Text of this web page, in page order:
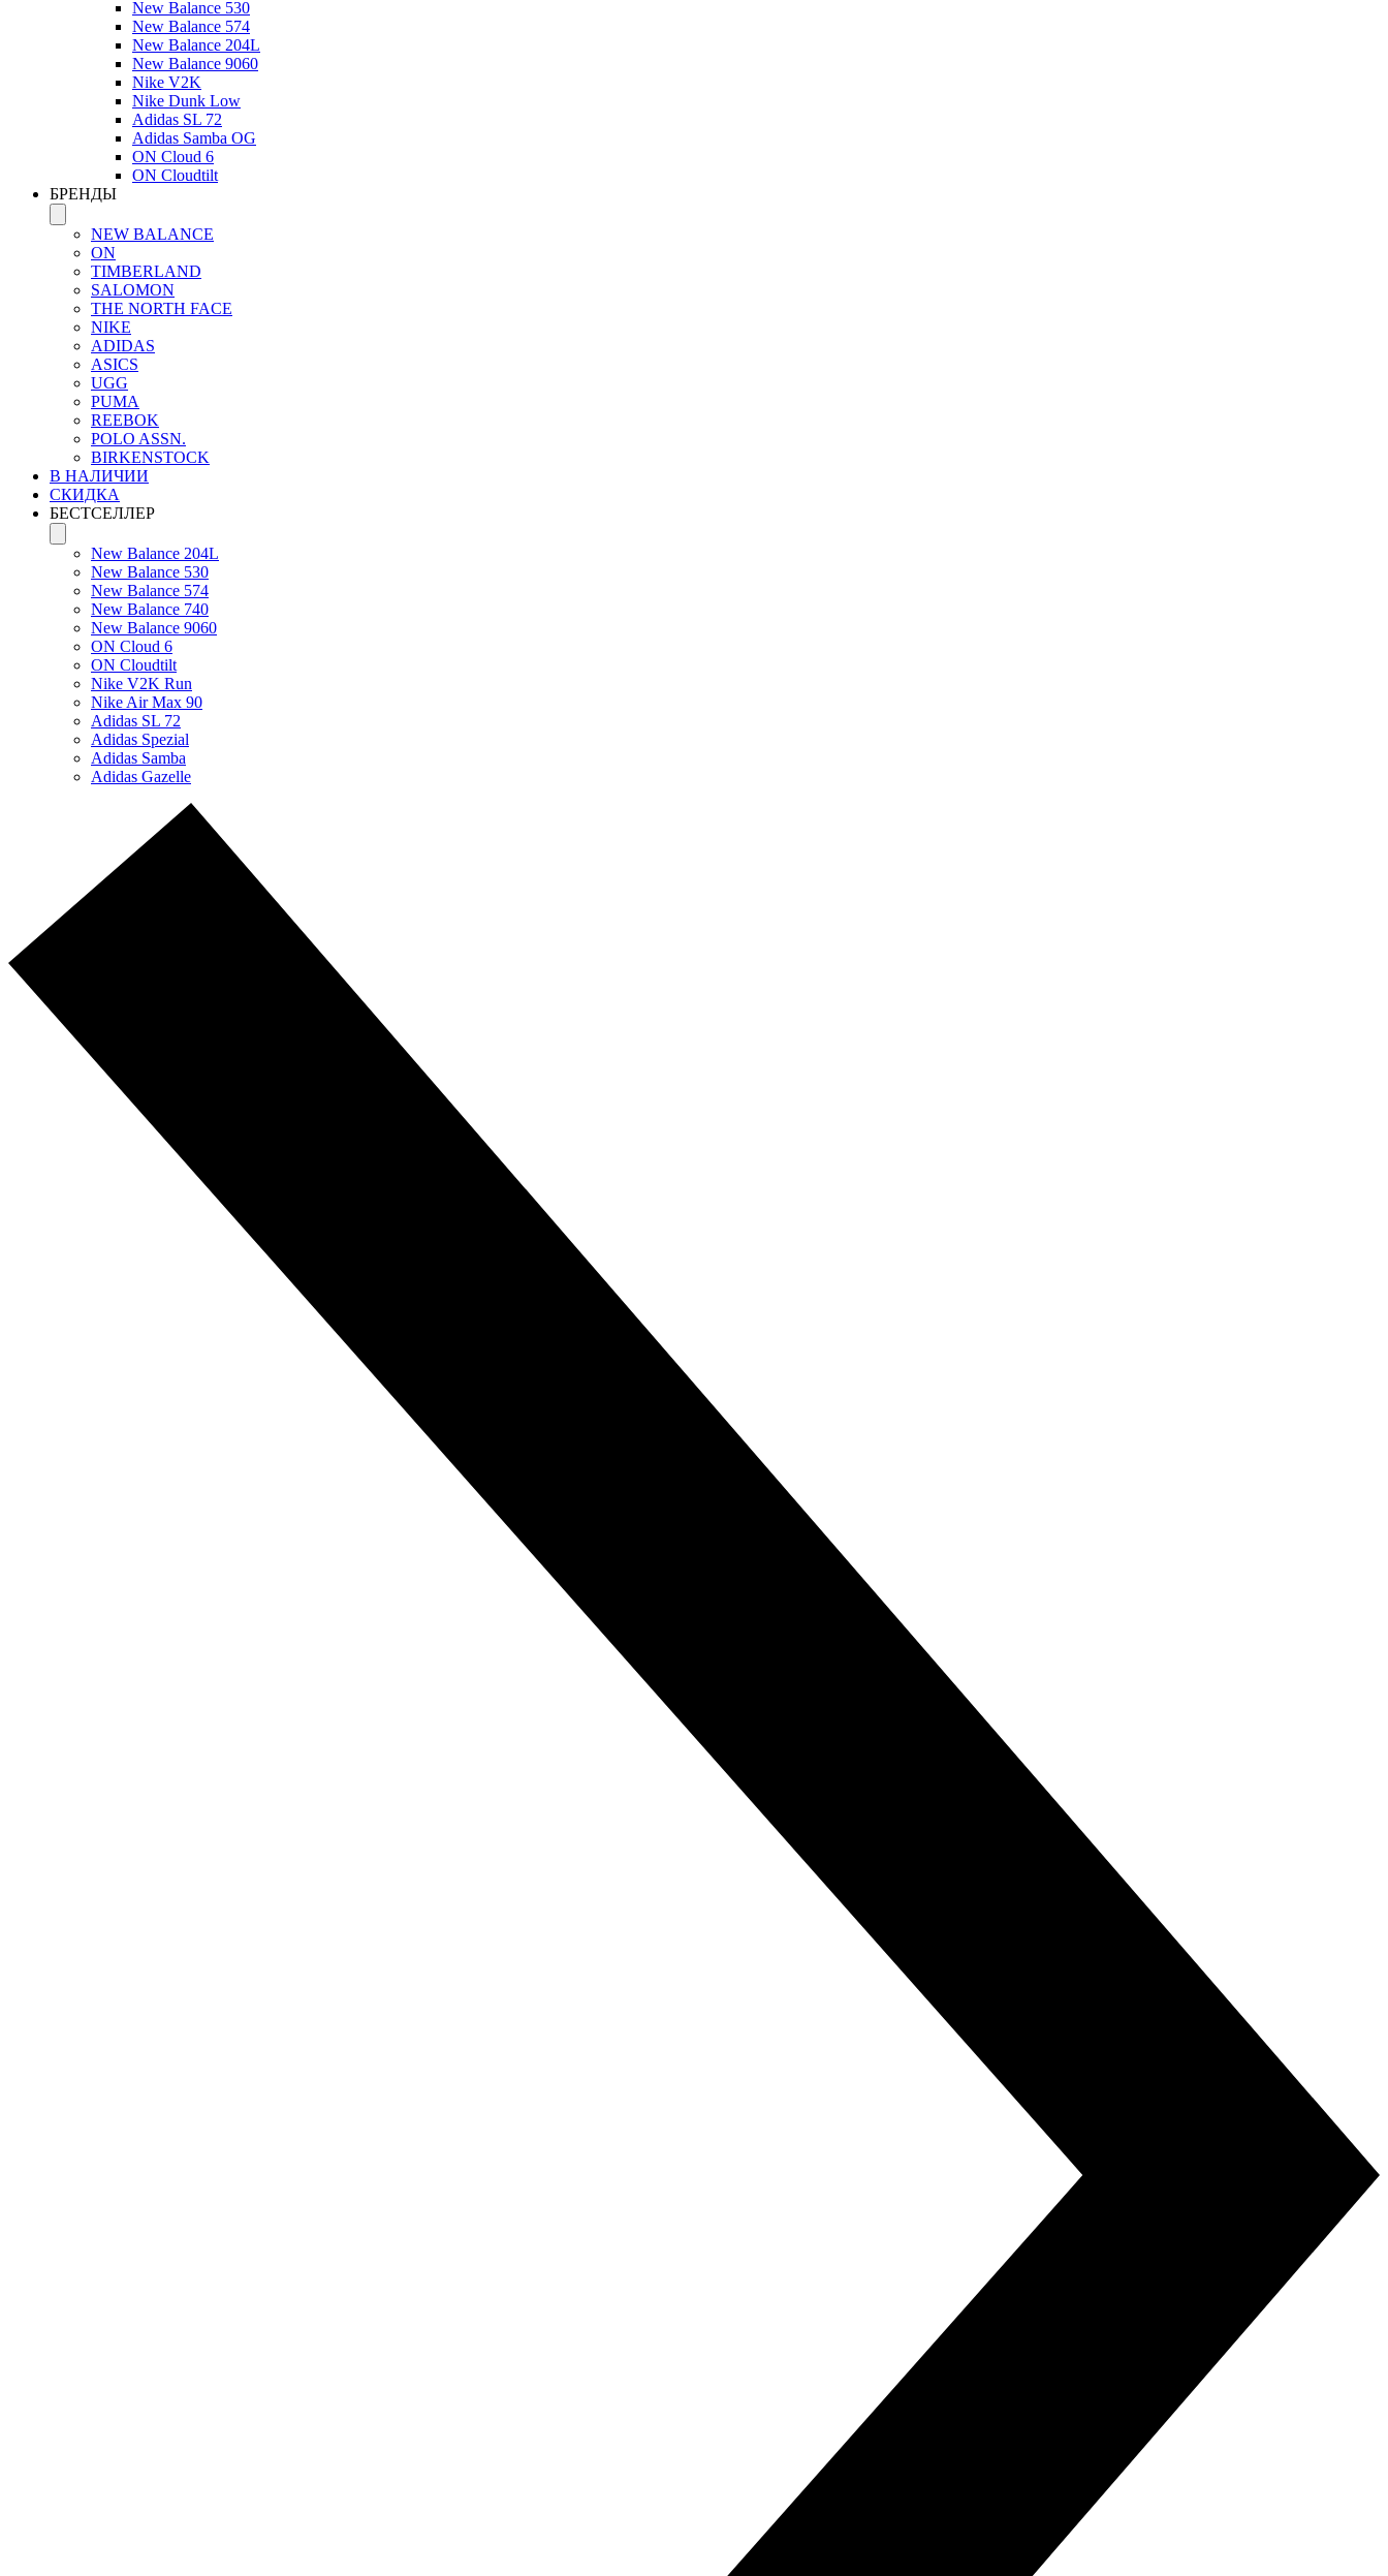
New Balance 530
New Balance 574
New Balance 204L
New Balance 9060
Nike V2K
Nike Dunk Low
Adidas SL 72
Adidas Samba OG
ON Cloud 6
ON Cloudtilt
БРЕНДЫ
NEW BALANCE
ON
TIMBERLAND
SALOMON
THE NORTH FACE
NIKE
ADIDAS
ASICS
UGG
PUMA
REEBOK
POLO ASSN.
BIRKENSTOCK
В НАЛИЧИИ
СКИДКА
БЕСТСЕЛЛЕР
New Balance 204L
New Balance 530
New Balance 574
New Balance 740
New Balance 9060
ON Cloud 6
ON Cloudtilt
Nike V2K Run
Nike Air Max 90
Adidas SL 72
Adidas Spezial
Adidas Samba
Adidas Gazelle